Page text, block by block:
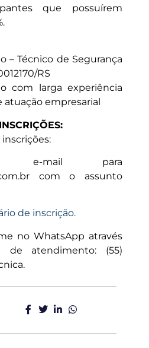
que possuírem
– Técnico de Segurança
RS
com larga experiência
atuação empresarial
e-mail para
com o assunto
de inscrição.
no WhatsApp através
de atendimento: (55)